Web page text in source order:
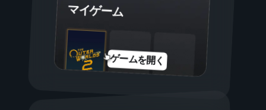
マイゲーム
ゲームを開く